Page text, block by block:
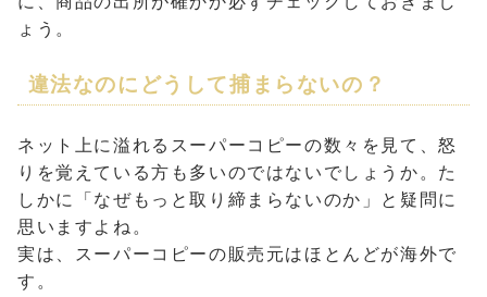
ょう。
違法なのにどうして捕まらないの？
ネット上に溢れるスーパーコピーの数々を見て、怒
りを覚えている方も多いのではないでしょうか。た
しかに「なぜもっと取り締まらないのか」と疑問に
思いますよね。
実は、スーパーコピーの販売元はほとんどが海外で
す。